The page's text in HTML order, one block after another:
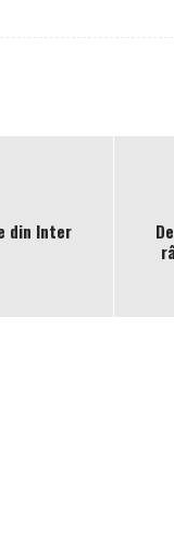
din Inter